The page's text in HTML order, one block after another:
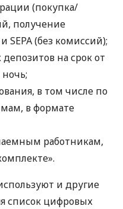
(покупка/
получение
SEPA (без комиссий);
на срок от
в том числе по
в формате
работникам,
и другие
список цифровых